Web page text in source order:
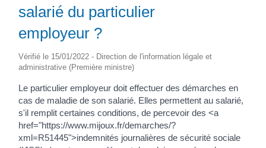
salarié du particulier
employeur ?
Vérifié le 15/01/2022 - Direction de l'information légale et
administrative (Première ministre)
Le particulier employeur doit effectuer des démarches en
cas de maladie de son salarié. Elles permettent au salarié,
s'il remplit certaines conditions, de percevoir des <a
href="https://www.mijoux.fr/demarches/?
xml=R51445">indemnités journalières de sécurité sociale